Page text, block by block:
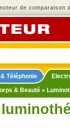
de comparaison
& Téléphonie
& Beauté »